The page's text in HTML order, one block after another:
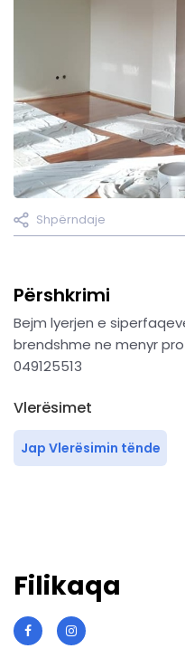
Shpërndaje
Përshkrimi
Bejm lyerjen e
brendshme ne menyr
049125513
Vlerësimet
Jap Vlerësimin tënde
Filikaqa